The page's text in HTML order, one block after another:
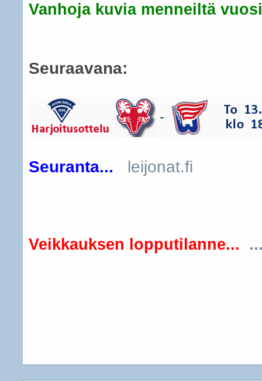
Vanhoja kuvia menneiltä
Seuraavana:
Seuranta... leijonat.fi
Veikkauksen lopputilanne...